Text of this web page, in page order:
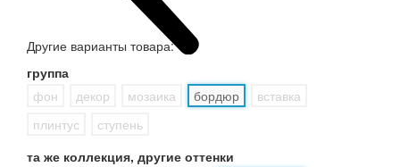
Другие варианты товара:
группа
фон
декор мозаика бордюр
вставка
плинтус
ступень
та же коллекция, другие оттенки